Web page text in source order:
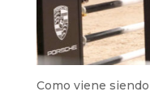
Como viene